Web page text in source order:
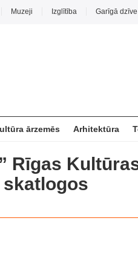
Muzeji Izglītība Garīgā dzīve
ārzemēs Arhitektūra
Rīgas
skatlogos